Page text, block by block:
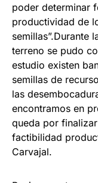
poder determinar
productividad de
semillas”.Durante
terreno se pudo
estudio existen
semillas de
las
encontramos en
queda por
factibilidad
Carvajal.